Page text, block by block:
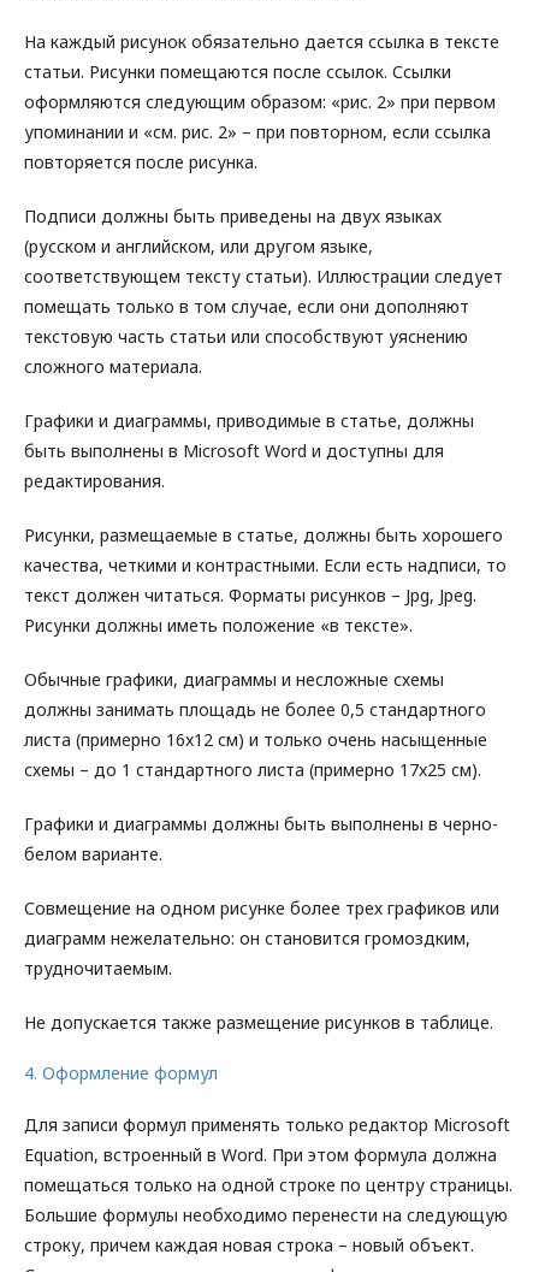
На каждый рисунок обязательно дается ссылка в тексте
статьи. Рисунки помещаются после ссылок. Ссылки
оформляются следующим образом: «рис. 2» при первом
упоминании и «см. рис. 2» – при повторном, если ссылка
повторяется после рисунка.
Подписи должны быть приведены на двух языках
(русском и английском, или другом языке,
соответствующем тексту статьи). Иллюстрации следует
помещать только в том случае, если они дополняют
текстовую часть статьи или способствуют уяснению
сложного материала.
Графики и диаграммы, приводимые в статье, должны
быть выполнены в Microsoft Word и доступны для
редактирования.
Рисунки, размещаемые в статье, должны быть хорошего
качества, четкими и контрастными. Если есть надписи, то
текст должен читаться. Форматы рисунков – Jpg, Jpeg.
Рисунки должны иметь положение «в тексте».
Обычные графики, диаграммы и несложные схемы
должны занимать площадь не более 0,5 стандартного
листа (примерно 16x12 см) и только очень насыщенные
схемы – до 1 стандартного листа (примерно 17x25 см).
Графики и диаграммы должны быть выполнены в черно-
белом варианте.
Совмещение на одном рисунке более трех графиков или
диаграмм нежелательно: он становится громоздким,
трудночитаемым.
Не допускается также размещение рисунков в таблице.
4. Оформление формул
Для записи формул применять только редактор Microsoft
Equation, встроенный в Word. При этом формула должна
помещаться только на одной строке по центру страницы.
Большие формулы необходимо перенести на следующую
строку, причем каждая новая строка – новый объект.